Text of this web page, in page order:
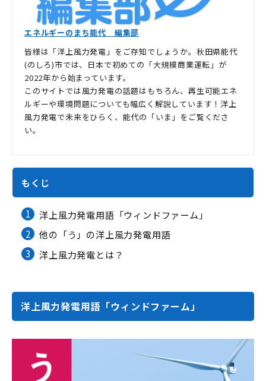
エネルギーのまち能代 編集部
皆様は「洋上風力発電」をご存知でしょうか。秋田県能代
(のしろ)市では、日本で初めての「大規模商業運転」が
2022年から始まっています。
このサイトでは風力発電の話題はもちろん、再生可能エネ
ルギーや環境問題についても幅広く解説しています！洋上
風力発電で未来をひらく、能代の「いま」をご覧くださ
い。
もくじ
1
洋上風力発電用語「ウィンドファーム」
2
他の「う」の洋上風力発電用語
3
洋上風力発電とは？
洋上風力発電用語「ウィンドファーム」